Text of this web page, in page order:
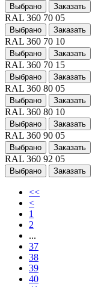
Выбрано Заказать
RAL 360 70 05
Выбрано Заказать
RAL 360 70 10
Выбрано Заказать
RAL 360 70 15
Выбрано Заказать
RAL 360 80 05
Выбрано Заказать
RAL 360 80 10
Выбрано Заказать
RAL 360 90 05
Выбрано Заказать
RAL 360 92 05
Выбрано Заказать
<<
<
1
2
...
37
38
39
40